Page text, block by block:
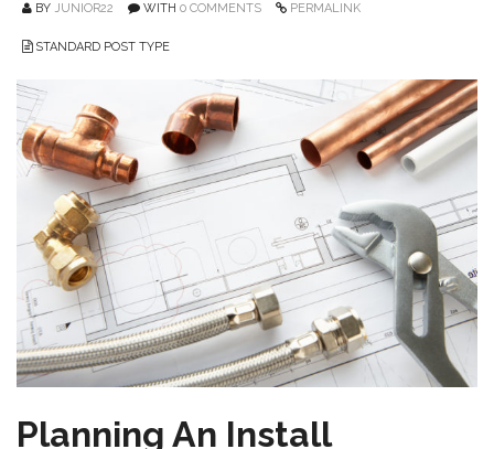
BY JUNIOR22 WITH 0 COMMENTS PERMALINK
STANDARD POST TYPE
Planning An Install